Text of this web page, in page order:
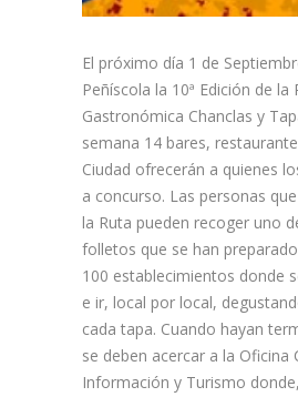
El próximo día 1 de
Peñíscola la 10ª Edición de la
Gastronómica Chanclas y
semana 14 bares,
Ciudad ofrecerán a quienes
a concurso. Las personas
la Ruta pueden recoger uno
folletos que se han
100 establecimientos donde
e ir, local por local,
cada tapa. Cuando hayan
se deben acercar a la Oficina
Información y Turismo